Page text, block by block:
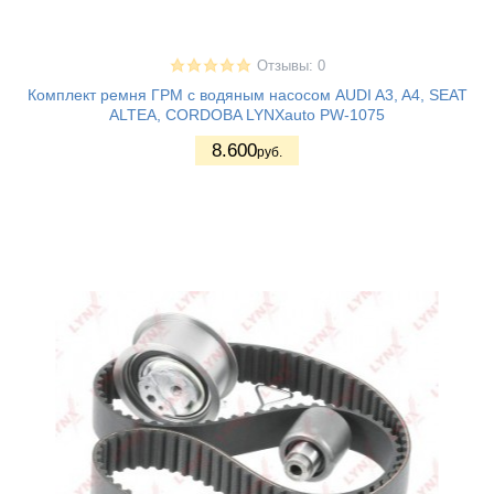
Отзывы: 0
Комплект ремня ГРМ с водяным насосом AUDI A3, A4, SEAT
ALTEA, CORDOBA LYNXauto PW-1075
8.600руб.